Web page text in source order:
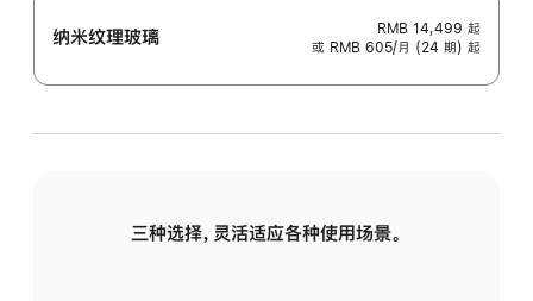
纳米纹理玻璃 RMB 14,499 起
或 RMB 605/月 (24 期) 起
三种选择，灵活适应各种使用场景。